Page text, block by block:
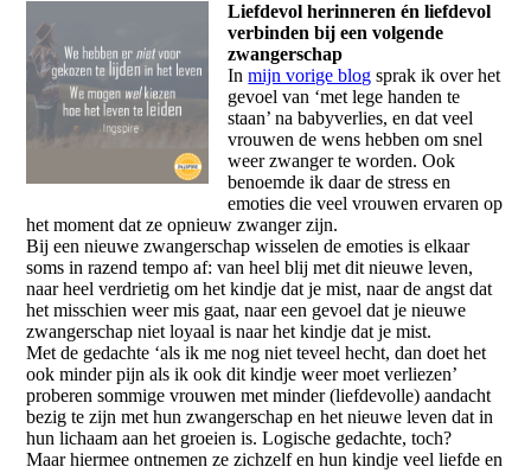
Liefdevol herinneren én liefdevol
verbinden bij een volgende
zwangerschap
Inmijn vorige blog sprak ik over het
gevoel van ‘met lege handen te
staan’ na babyverlies, en dat veel
vrouwen de wens hebben om snel
weer zwanger te worden. Ook
benoemde ik daar de stress en
emoties die veel vrouwen ervaren op
het moment dat ze opnieuw zwanger zijn.
Bij een nieuwe zwangerschap wisselen de emoties is elkaar
soms in razend tempo af: van heel blij met dit nieuwe leven,
naar heel verdrietig om het kindje dat je mist, naar de angst dat
het misschien weer mis gaat, naar een gevoel dat je nieuwe
zwangerschap niet loyaal is naar het kindje dat je mist.
Met de gedachte ‘als ik me nog niet teveel hecht, dan doet het
ook minder pijn als ik ook dit kindje weer moet verliezen’
proberen sommige vrouwen met minder (liefdevolle) aandacht
bezig te zijn met hun zwangerschap en het nieuwe leven dat in
hun lichaam aan het groeien is. Logische gedachte, toch?
Maar hiermee ontnemen ze zichzelf en hun kindje veel liefde en